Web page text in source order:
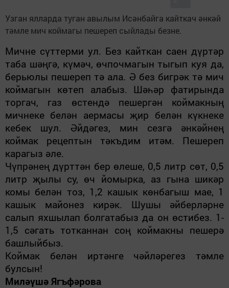
Узган ялларда туган авылым Исәнбайга кайткач әнкәй
тәмле мич коймагы пешереп сыйлады безне.
Мичне сүттерми ул. Без кайткан саен дүртәр
таба шәңгә, күмәч, өчпочмагын тыгып куя да,
берьюлы пешереп тә ала. Ә без бигрәк тә мич
коймагын көтеп алабыз. Шәһәр фатирында
торгач, газ өстендә пешергән коймакның
мичнеке белән аермасы җир белән күкнеке
кебек шул. Әйдәгез, мин сезгә әнкәйнең
коймак рецептын тәкъдим итәм. Пешереп
карагыз әле.
Чүпрәнең дүрттән бер өлеше, 0,5 литр сөт, 0,5
литр җылы су, өч йомырка, аз гына шикәр
комы белән тоз, 1,2 кашык көнбагыш мае, 1
кашык майонез кирәк. Шушы әйберләрне
салып яхшылап болгатабыз да он өстибез. 1-
1,5 сәгать тотканнан соң коймакны пешерә
башлыйбыз.
Коймак белән иртәнге чәйләрегез тәмле
булсын!
Миләүшә Ягъфәрова